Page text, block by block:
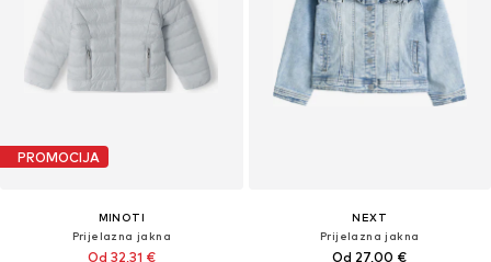
PROMOCIJA
MINOTI
Prijelazna jakna
Od 32,31 €
NEXT
Prijelazna jakna
Od 27,00 €